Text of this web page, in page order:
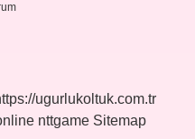
ugurlukoltuk.com.tr
nttgame Sitemap